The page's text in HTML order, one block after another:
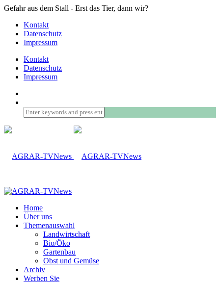
Gefahr aus dem Stall - Erst das Tier, dann wir?
Kontakt
Datenschutz
Impressum
Kontakt
Datenschutz
Impressum
Home
Über uns
Themenauswahl
Landwirtschaft
Bio/Öko
Gartenbau
Obst und Gemüse
Archiv
Werben Sie